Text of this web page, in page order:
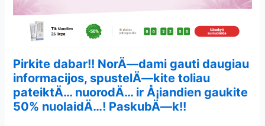
Pirkite dabar!! NorÄ—dami gauti daugiau
informacijos, spustelÄ—kite toliau
pateiktÄ… nuorodÄ… ir Å¡iandien gaukite
50% nuolaidÄ…! PaskubÄ—k!!